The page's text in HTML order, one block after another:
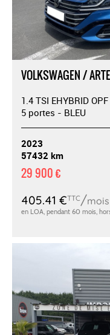
VOLKSWAGEN /
1.4 TSI EHYBRID
5 portes - BLEU
2023
57432 km
29 900 €